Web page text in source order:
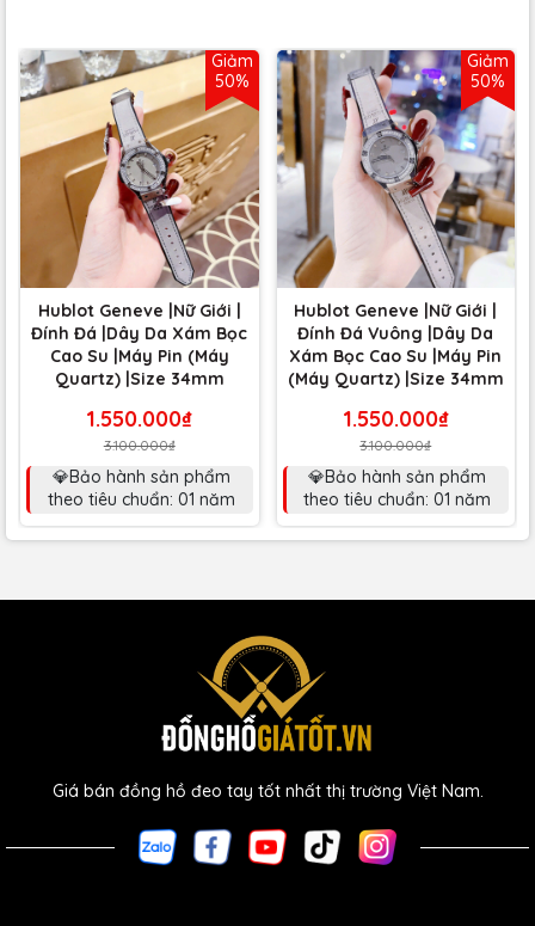
Giảm
50%
Hublot Geneve |Nữ Giới |
Đính Đá |Dây Da Xám Bọc
Cao Su |Máy Pin (Máy
Quartz) |Size 34mm
1.550.000₫
3.100.000₫
💎Bảo hành sản phẩm
theo tiêu chuẩn: 01 năm
Giảm
50%
Hublot Geneve |Nữ Giới |
Đính Đá Vuông |Dây Da
Xám Bọc Cao Su |Máy Pin
(Máy Quartz) |Size 34mm
1.550.000₫
3.100.000₫
💎Bảo hành sản phẩm
theo tiêu chuẩn: 01 năm
Giá bán đồng hồ đeo tay tốt nhất thị trường Việt Nam.